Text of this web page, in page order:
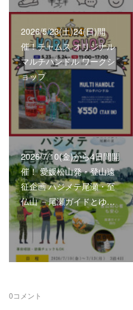
2026/5/23(土)24(日)開
催！チャムス オリジナル
マルチハンドル ワークシ
ョップ
2026/7/10(金)から4日間開
催！ 愛媛松山発・登山遠
征企画 ハジメテ尾瀬・至
仏山 －尾瀬ガイドとゆ…
0コメント